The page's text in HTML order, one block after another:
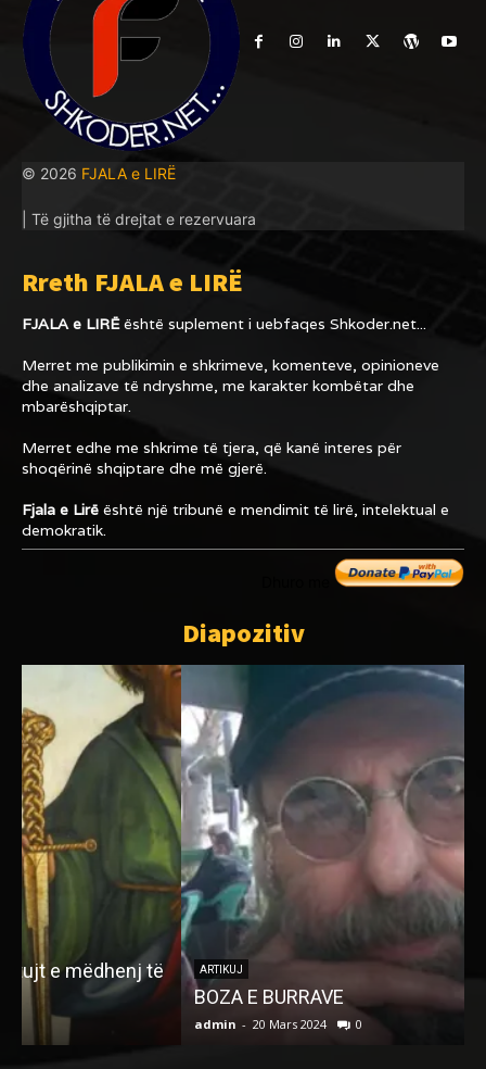
© 2026 FJALA e LIRË
| Të gjitha të drejtat e rezervuara
Rreth FJALA e LIRË
FJALA e LIRËështë suplement i uebfaqes Shkoder.net...
Merret me publikimin e shkrimeve, komenteve, opinioneve
dhe analizave të ndryshme, me karakter kombëtar dhe
mbarëshqiptar.
Merret edhe me shkrime të tjera, që kanë interes për
shoqërinë shqiptare dhe më gjerë.
Fjala e Lirë është një tribunë e mendimit të lirë, intelektual e
demokratik.
Diapozitiv
ARTIKUJ
BOZA E BURRAVE
0